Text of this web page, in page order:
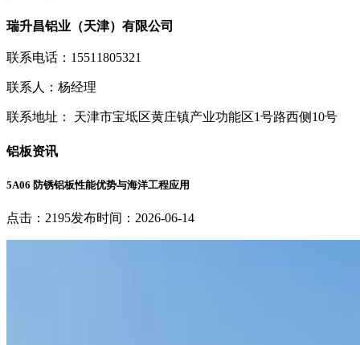
瑞升昌铝业（天津）有限公司
联系电话：15511805321
联系人：杨经理
联系地址： 天津市宝坻区黄庄镇产业功能区1号路西侧10号
铝板资讯
5A06 防锈铝板性能优势与海洋工程应用
点击：2195发布时间：2026-06-14